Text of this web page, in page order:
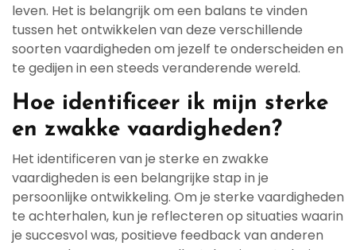
leven. Het is belangrijk om een balans te vinden
tussen het ontwikkelen van deze verschillende
soorten vaardigheden om jezelf te onderscheiden en
te gedijen in een steeds veranderende wereld.
Hoe identificeer ik mijn sterke
en zwakke vaardigheden?
Het identificeren van je sterke en zwakke
vaardigheden is een belangrijke stap in je
persoonlijke ontwikkeling. Om je sterke vaardigheden
te achterhalen, kun je reflecteren op situaties waarin
je succesvol was, positieve feedback van anderen